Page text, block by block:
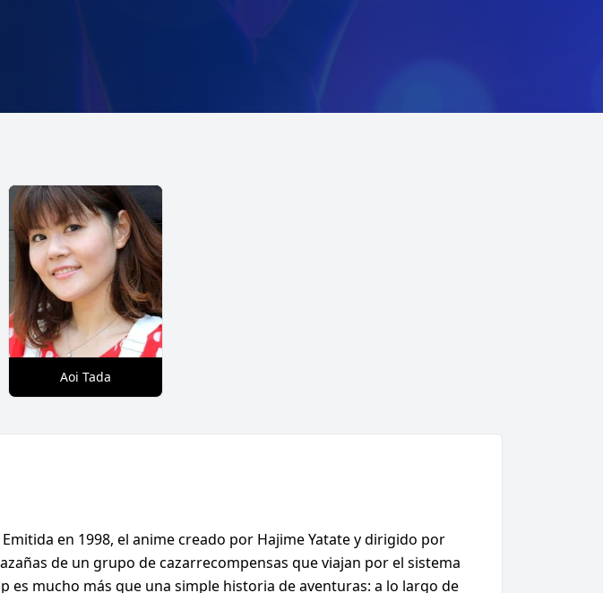
Aoi Tada
en 1998, el anime creado por Hajime Yatate y dirigido por
de un grupo de cazarrecompensas que viajan por el sistema
es mucho más que una simple historia de aventuras: a lo largo de